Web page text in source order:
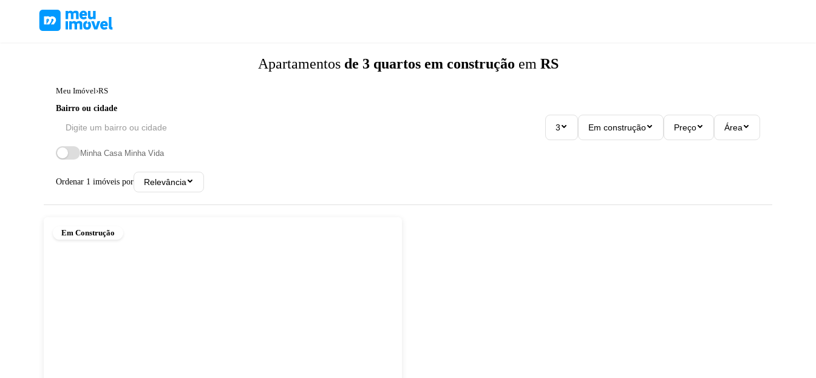
Apartamentos de 3 quartos em construção em RS
Meu Imóvel›RS
Bairro ou cidade
3 Em construção Preço Área
Minha Casa Minha Vida
Ordenar 1 imóveis por Relevância
Em Construção